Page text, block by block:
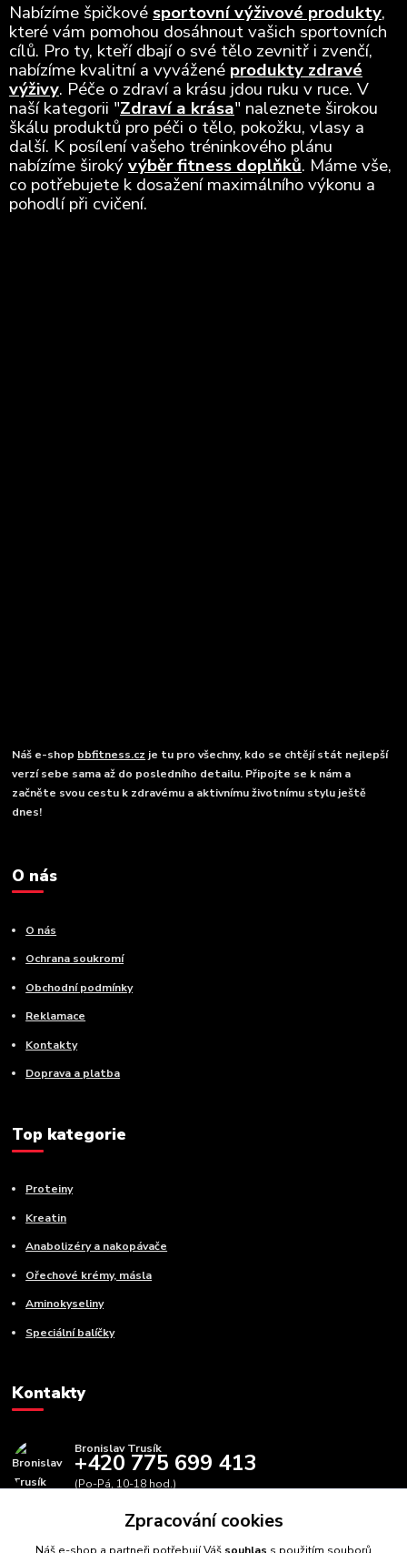
Nabízíme špičkovésportovní výživové produkty,
které vám pomohou dosáhnout vašich sportovních
cílů. Pro ty, kteří dbají o své tělo zevnitř i zvenčí,
nabízíme kvalitní a vyvážené produkty zdravé
výživy. Péče o zdraví a krásu jdou ruku v ruce. V
naší kategorii "Zdraví a krása" naleznete širokou
škálu produktů pro péči o tělo, pokožku, vlasy a
další. K posílení vašeho tréninkového plánu
nabízíme širokývýběr fitness doplňků. Máme vše,
co potřebujete k dosažení maximálního výkonu a
pohodlí při cvičení.
Náš e-shop bbfitness.cz je tu pro všechny, kdo se chtějí stát nejlepší
verzí sebe sama až do posledního detailu. Připojte se k nám a
začněte svou cestu k zdravému a aktivnímu životnímu stylu ještě
dnes!
O nás
O nás
Ochrana soukromí
Obchodní podmínky
Reklamace
Kontakty
Doprava a platba
Top kategorie
Proteiny
Kreatin
Anabolizéry a nakopávače
Ořechové krémy, másla
Aminokyseliny
Speciální balíčky
Kontakty
Bronislav Trusík
+420 775 699 413
(Po-Pá, 10-18 hod.)
info@bbfitness.czZpracování cookies
Náš e-shop a partneři potřebují Váš souhlas s použitím souborů